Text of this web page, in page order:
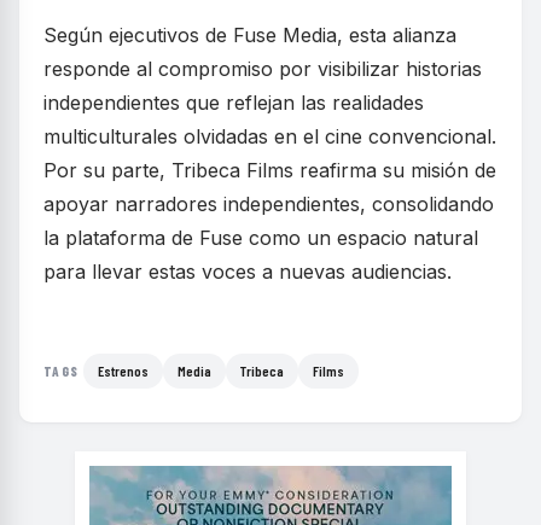
Según ejecutivos de Fuse Media, esta alianza
responde al compromiso por visibilizar historias
independientes que reflejan las realidades
multiculturales olvidadas en el cine convencional.
Por su parte, Tribeca Films reafirma su misión de
apoyar narradores independientes, consolidando
la plataforma de Fuse como un espacio natural
para llevar estas voces a nuevas audiencias.
TAGS Estrenos Media Tribeca Films